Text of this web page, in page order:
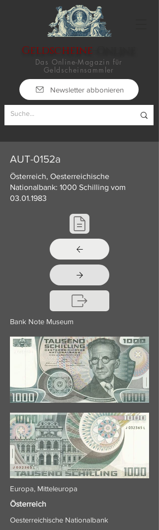
Geldscheine
Das Online-Magazin für
Geldscheinsammler
Newsletter abbonieren
AUT-0152a
Österreich, Oesterreichische
Nationalbank: 1000 Schilling vom
03.01.1983
Bank Note Museum
Europa, Mitteleuropa
Österreich
Oesterreichische Nationalbank